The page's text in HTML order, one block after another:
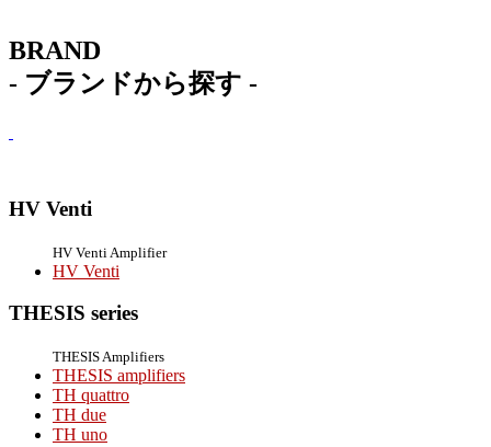
BRAND
- ブランドから探す -
HV Venti
HV Venti Amplifier
HV Venti
THESIS series
THESIS Amplifiers
THESIS amplifiers
TH quattro
TH due
TH uno